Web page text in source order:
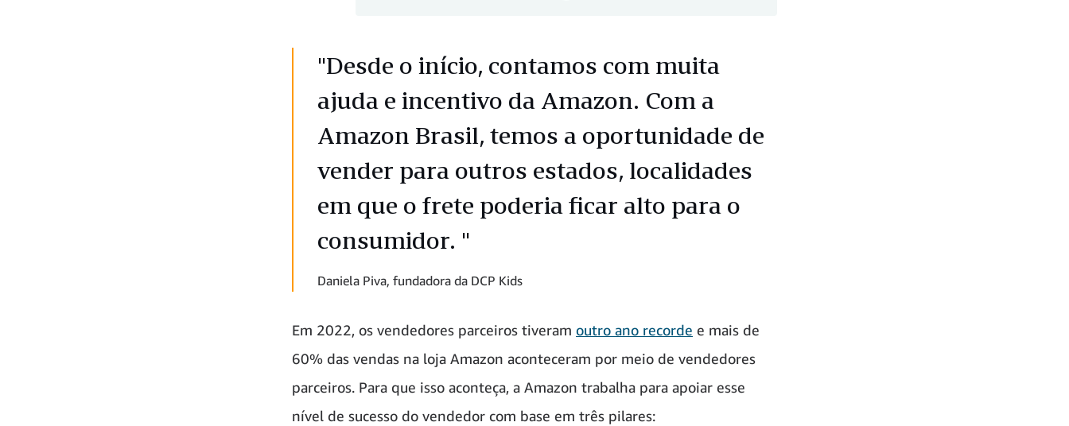
"Desde o início, contamos com muita
ajuda e incentivo da Amazon. Com a
Amazon Brasil, temos a oportunidade de
vender para outros estados, localidades
em que o frete poderia ficar alto para o
consumidor. "
Daniela Piva, fundadora da DCP Kids
Em 2022, os vendedores parceiros tiveram outro ano recorde e mais de
60% das vendas na loja Amazon aconteceram por meio de vendedores
parceiros. Para que isso aconteça, a Amazon trabalha para apoiar esse
nível de sucesso do vendedor com base em três pilares: